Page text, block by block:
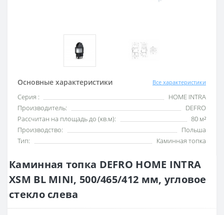
Основные характеристики Все характеристики
Серия :
HOME INTRA
Производитель:
DEFRO
Рассчитан на площадь до (кв.м):
80 м²
Производство:
Польша
Тип:
Каминная топка
Каминная топка DEFRO HOME INTRA
XSM BL MINI, 500/465/412 мм, угловое
стекло слева